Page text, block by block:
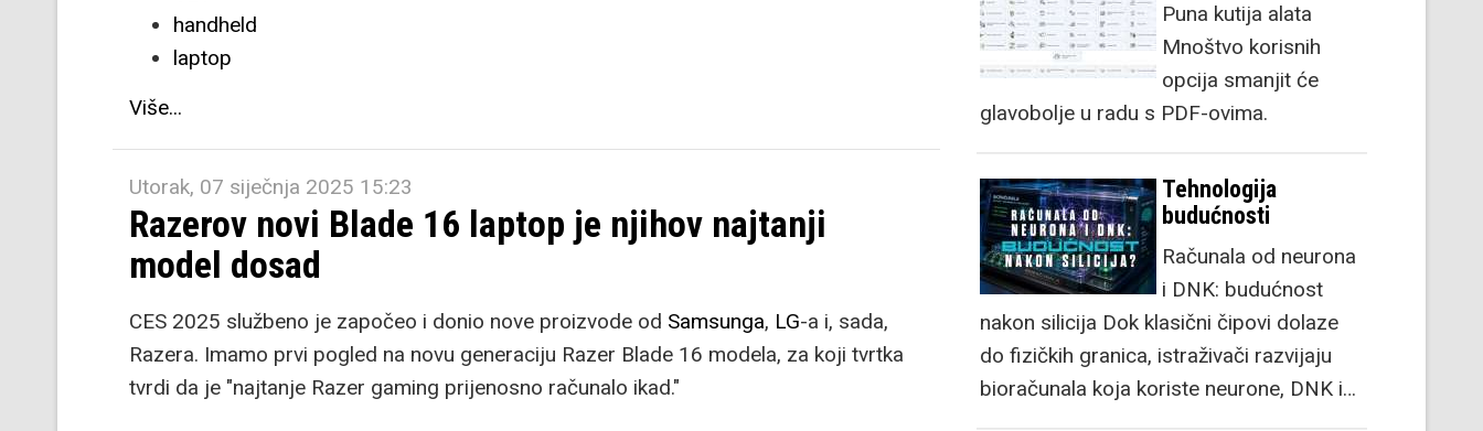
handheld
laptop
Više...
Utorak, 07 siječnja 2025 15:23
Razerov novi Blade 16 laptop je njihov najtanji
model dosad
CES 2025 službeno je započeo i donio nove proizvode od Samsunga, LG-a i, sada,
Razera. Imamo prvi pogled na novu generaciju Razer Blade 16 modela, za koji tvrtka
tvrdi da je "najtanje Razer gaming prijenosno računalo ikad."
Puna kutija alata
Mnoštvo korisnih
opcija smanjit će
glavobolje u radu s PDF-ovima.
Tehnologija
budućnosti
Računala od neurona
i DNK: budućnost
nakon silicija Dok klasični čipovi dolaze
do fizičkih granica, istraživači razvijaju
bioračunala koja koriste neurone, DNK i…